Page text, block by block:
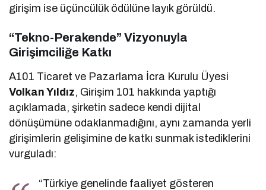
girişim ise üçüncülük ödülüne layık görüldü.
“Tekno-Perakende” Vizyonuyla
Girişimciliğe Katkı
A101 Ticaret ve Pazarlama İcra Kurulu Üyesi
Volkan Yıldız, Girişim 101 hakkında yaptığı
açıklamada, şirketin sadece kendi dijital
dönüşümüne odaklanmadığını, aynı zamanda yerli
girişimlerin gelişimine de katkı sunmak istediklerini
vurguladı:
“Türkiye genelinde faaliyet gösteren